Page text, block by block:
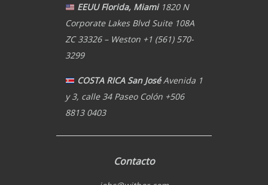
EEUU Florida, Miami1820 N
Corporate Lakes Blvd Suite 108A
ZC 33326 – Weston +1 (561) 570-
3299
COSTA RICA San JoséAvenida 1
y 3, calle 34 Paseo Colón +506
8813 0403
Contacto